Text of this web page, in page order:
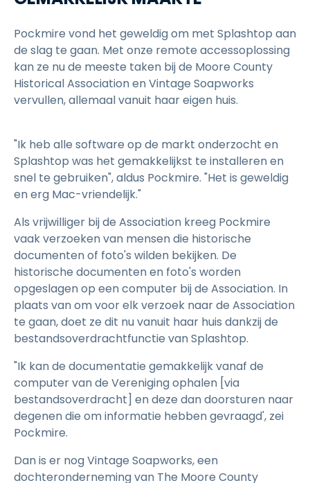
Pockmire vond het geweldig om met Splashtop aan
de slag te gaan. Met onze remote accessoplossing
kan ze nu de meeste taken bij de Moore County
Historical Association en Vintage Soapworks
vervullen, allemaal vanuit haar eigen huis.
"Ik heb alle software op de markt onderzocht en
Splashtop was het gemakkelijkst te installeren en
snel te gebruiken", aldus Pockmire. "Het is geweldig
en erg Mac-vriendelijk."
Als vrijwilliger bij de Association kreeg Pockmire
vaak verzoeken van mensen die historische
documenten of foto's wilden bekijken. De
historische documenten en foto's worden
opgeslagen op een computer bij de Association. In
plaats van om voor elk verzoek naar de Association
te gaan, doet ze dit nu vanuit haar huis dankzij de
bestandsoverdrachtfunctie van Splashtop.
"Ik kan de documentatie gemakkelijk vanaf de
computer van de Vereniging ophalen [via
bestandsoverdracht] en deze dan doorsturen naar
degenen die om informatie hebben gevraagd', zei
Pockmire.
Dan is er nog Vintage Soapworks, een
dochteronderneming van The Moore County